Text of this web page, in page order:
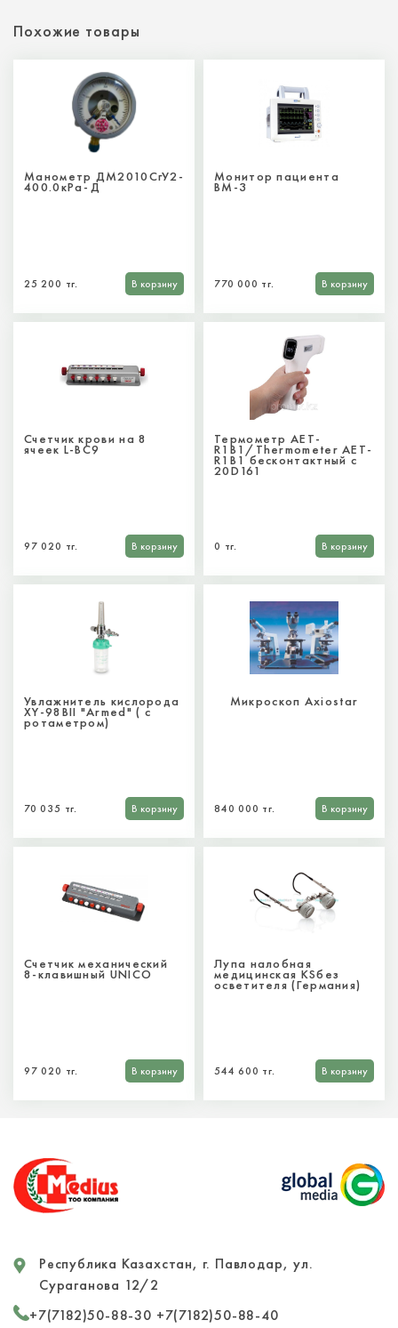
Похожие товары
Манометр ДМ2010СгУ2-
400.0кРа-Д
25 200 тг. В корзину
Монитор пациента
ВМ-3
770 000 тг. В корзину
Счетчик крови на 8
ячеек L-BC9
97 020 тг. В корзину
Термометр AET-
R1B1/Thermometer AET-
R1B1 бесконтактный с
20D161
0 тг. В корзину
Увлажнитель кислорода
XY-98BII "Armed" ( с
ротаметром)
70 035 тг. В корзину
Микроскоп Axiostar
840 000 тг. В корзину
Счетчик механический
8-клавишный UNICO
97 020 тг. В корзину
Лупа налобная
медицинская KSбез
осветителя (Германия)
544 600 тг. В корзину
Республика Казахстан, г. Павлодар, ул.
Сураганова 12/2
+7(7182)50-88-30 +7(7182)50-88-40